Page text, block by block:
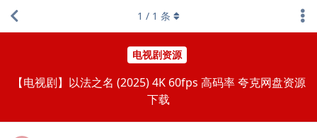
电视剧资源
【电视剧】以法之名 (2025) 4K 60fps 高码率 夸克网盘资源
下载
1 / 1 条